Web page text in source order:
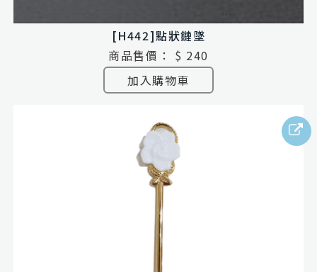
[H442]點狀鏈墜
商品售價：
$ 240
加入購物車